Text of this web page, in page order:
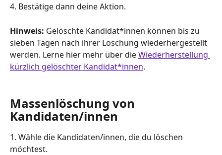
4. Bestätige dann deine Aktion.
Hinweis: Gelöschte Kandidat*innen können bis zu
sieben Tagen nach ihrer Löschung wiederhergestellt
werden. Lerne hier mehr über die Wiederherstellung
kürzlich gelöschter Kandidat*innen.
Massenlöschung von
Kandidaten/innen
1. Wähle die Kandidaten/innen, die du löschen
möchtest.